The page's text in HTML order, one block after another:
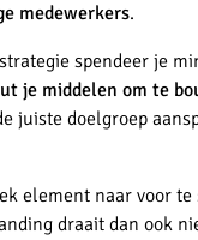
medewerkers.
spendeer je
je middelen om te
juiste doelgroep
element naar voor te
draait dan ook